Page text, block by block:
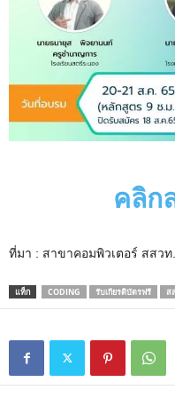
คลิก
ที่มา : สาขาคอมพิวเตอร์ สสวท.
แท็ก CODING รับเกียรติบัตรฟรี ส